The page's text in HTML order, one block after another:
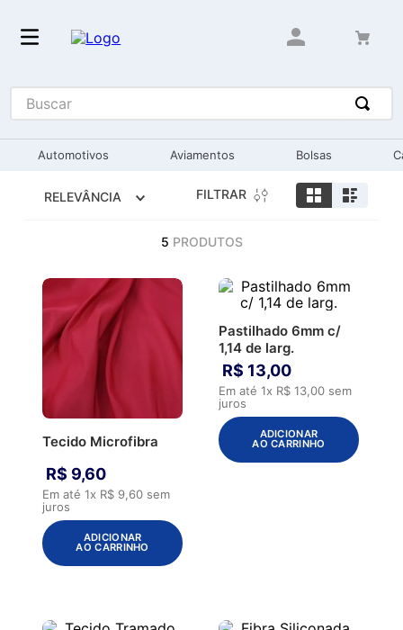
Buscar
Automotivos Aviamentos Bolsas
RELEVÂNCIA FILTRAR
5 PRODUTOS
Tecido Microfibra
R$ 9,60
Em até1x R$ 9,60 sem
juros
ADICIONAR
AO CARRINHO
Pastilhado 6mm c/
1,14 de larg.
R$ 13,00
Em até 1x R$ 13,00 sem
juros
ADICIONAR
AO CARRINHO